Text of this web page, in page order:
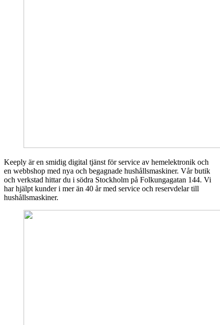
Keeply är en smidig digital tjänst för service av hemelektronik och
en webbshop med nya och begagnade hushållsmaskiner. Vår butik
och verkstad hittar du i södra Stockholm på Folkungagatan 144. Vi
har hjälpt kunder i mer än 40 år med service och reservdelar till
hushållsmaskiner.